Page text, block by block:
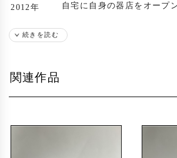
2012年 自宅に自身の器店をオープン
出展歴
2005年
続きを読む
関連作品